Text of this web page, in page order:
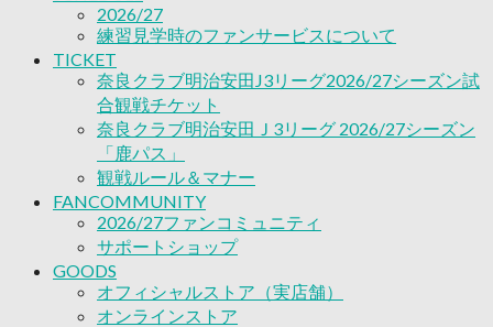
ジュニア
ジュニアユース
ユース
練習拠点（ナラディーア）
SCHOOL
CLUB
2026/27 パートナー企業
パートナー募集
クラブ理念
クラブ情報
サステナビリティ
Web制作支援
応援プロジェクト
2026/27
練習見学時のファンサービスについて
TICKET
奈良クラブ明治安田J3リーグ2026/27シーズン試
合観戦チケット
奈良クラブ明治安田Ｊ3リーグ 2026/27シーズン
「鹿パス」
観戦ルール＆マナー
FANCOMMUNITY
2026/27ファンコミュニティ
サポートショップ
GOODS
オフィシャルストア（実店舗）
オンラインストア